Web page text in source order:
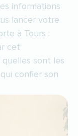
informations
lancer votre
à Tours :
cet
sont les
confier son